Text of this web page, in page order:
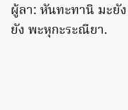
ผู้ลา: หันทะทานิ มะยั
ยัง พะหุกะระณียา.